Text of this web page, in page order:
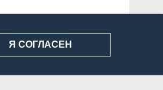
Я СОГЛАСЕН